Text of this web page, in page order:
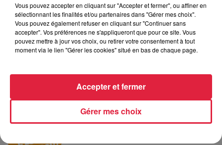
Dans la même série
Reproland
Reproland
Plakar
Plakar
Vous pouvez accepter en cliquant sur "Accepter et fermer", ou affiner en
sélectionnant les finalités et/ou partenaires dans "Gérer mes choix".
Vous pouvez également refuser en cliquant sur "Continuer sans
accepter". Vos préférences ne s'appliqueront que pour ce site. Vous
pouvez mettre à jour vos choix, ou retirer votre consentement à tout
moment via le lien "Gérer les cookies" situé en bas de chaque page.
Gérer mes choix
Accepter et fermer